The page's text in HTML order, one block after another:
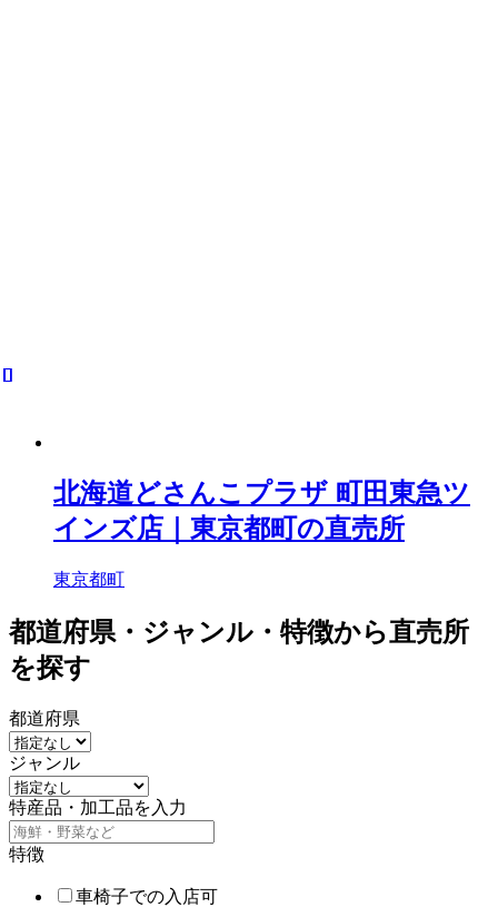
北海道どさんこプラザ 町田東急ツ
インズ店｜東京都町の直売所
東京都町
都道府県・ジャンル・特徴から直売所
を探す
都道府県
ジャンル
特産品・加工品を入力
特徴
車椅子での入店可